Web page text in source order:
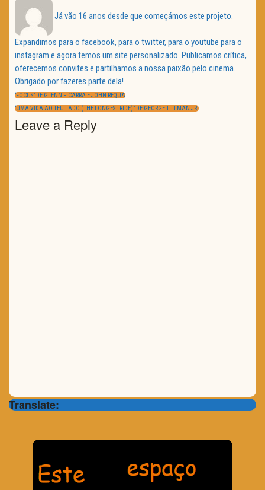
Já vão 16 anos desde que começámos este projeto.
Expandimos para o facebook, para o twitter, para o youtube para o
instagram e agora temos um site personalizado. Publicamos crítica,
oferecemos convites e partilhamos a nossa paixão pelo cinema.
Obrigado por fazeres parte dela!
Navegação
de
artigos
PREVIOUS
POST:
“FOCUS” DE GLENN FICARRA E JOHN REQUA
NEXT
POST:
“UMA VIDA AO TEU LADO (THE LONGEST RIDE)” DE GEORGE TILLMAN JR.
Leave a Reply
Translate: